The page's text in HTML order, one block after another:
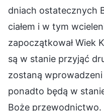
dniach ostatecznych
ciałem i w tym
zapoczątkował Wiek
są w stanie przyjąć
zostaną
ponadto będą w
Boże przewodnictwo.